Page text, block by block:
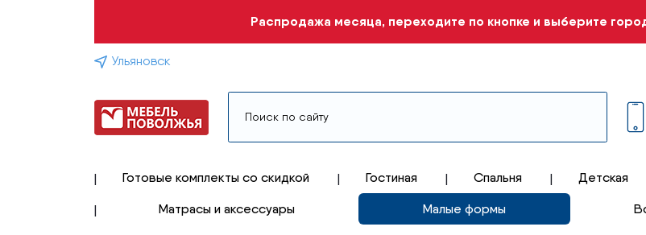
Распродажа месяца, переходите по кнопке и выберите
Ульяновск
Готовые комплекты со скидкой Гостиная Спальня Детская
Матрасы и аксессуары Малые формы